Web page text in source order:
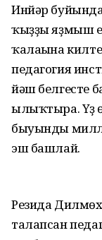
Инйәр
ҡыҙҙы яҙмыш
ҡалаһына
педагогия
йәш белгесте
ылыҡтыра. Үҙ
быуынды
эш башлай.
Резида
талапсан